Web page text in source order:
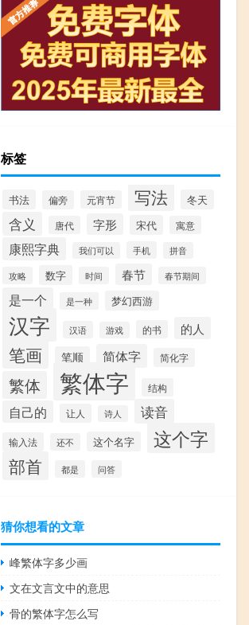
标签
书法 偏旁 元宵节 写法 冬天
含义 唐代 字形 宋代 寓意
康熙字典 我们可以 手机 拼音
攻略 数字 时间 春节 春节期间
是一个 是一种 梦幻西游
汉字 汉语 游戏 的书 的人
笔画 笔顺 简体字 简化字
繁体 繁体字 结构
自己的 让人 诗人 读音
输入法 还不 这个名字 这个字
部首 都是 问答
猜你想看的文章
峰繁体字多少画
文在文言文中的意思
骨的繁体字怎么写